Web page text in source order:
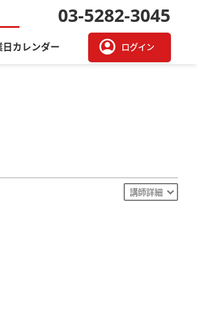
03-5282-3045
日カレンダー account_circle ログイン
講師詳細